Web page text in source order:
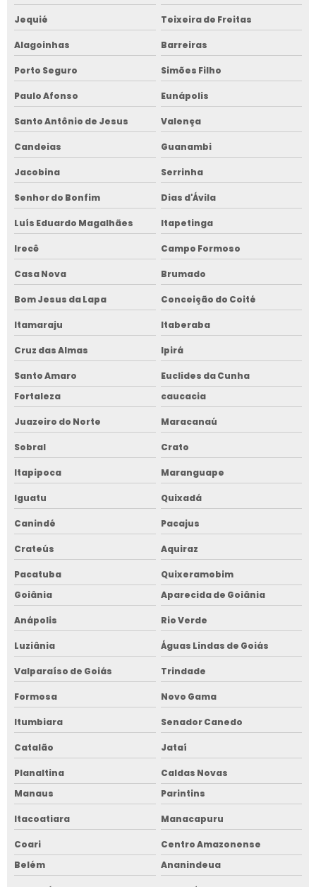
Jequié Teixeira de Freitas
Alagoinhas Barreiras
Porto Seguro Simões Filho
Paulo Afonso Eunápolis
Santo Antônio de Jesus Valença
Candeias Guanambi
Jacobina Serrinha
Senhor do Bonfim Dias d'Ávila
Luís Eduardo Magalhães Itapetinga
Irecê Campo Formoso
Casa Nova Brumado
Bom Jesus da Lapa Conceição do Coité
Itamaraju Itaberaba
Cruz das Almas Ipirá
Santo Amaro
Euclides da Cunha
Fortaleza
caucacia
Juazeiro do Norte Maracanaú
Sobral Crato
Itapipoca Maranguape
Iguatu Quixadá
Canindé Pacajus
Crateús Aquiraz
Pacatuba
Quixeramobim
Goiânia
Aparecida de Goiânia
Anápolis Rio Verde
Luziânia Águas Lindas de Goiás
Valparaíso de Goiás Trindade
Formosa Novo Gama
Itumbiara Senador Canedo
Catalão Jataí
Planaltina
Caldas Novas
Manaus
Parintins
Itacoatiara Manacapuru
Coari
Centro Amazonense
Belém
Ananindeua